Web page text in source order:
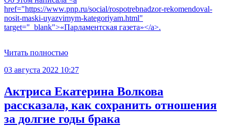
href="https://www.pnp.ru/social/rospotrebnadzor-rekomendoval-
nosit-maski-uyazvimym-kategoriyam.html"
target="_blank">«Парламентская газета»</a>.
Читать полностью
03 августа 2022 10:27
Актриса Екатерина Волкова
рассказала, как сохранить отношения
за долгие годы брака